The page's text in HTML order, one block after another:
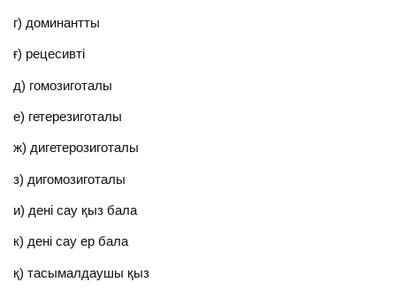
г) доминантты
ғ) рецесивті
д) гомозиготалы
е) гетерезиготалы
ж) дигетерозиготалы
з) дигомозиготалы
и) дені сау қыз бала
к) дені сау ер бала
қ) тасымалдаушы қыз